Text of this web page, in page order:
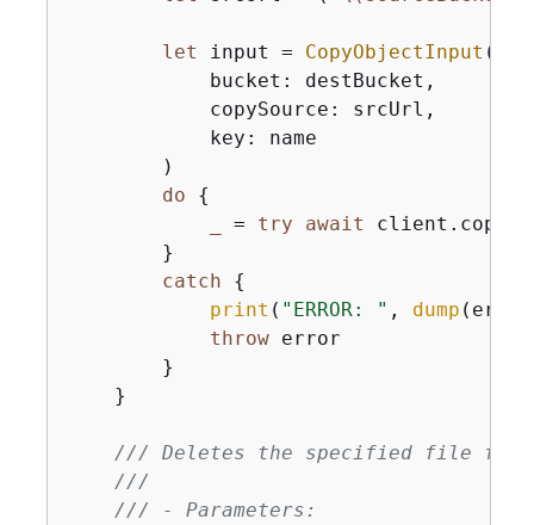
let input = CopyObjectInput (
            bucket: destBucket,
            copySource: srcUrl,
            key: name
        )
do
{
= try await
        }
catch
{
print ( "ERROR: " , dump
throw error
        }
    }
/// Deletes the specified file from
///
/// - Parameters: